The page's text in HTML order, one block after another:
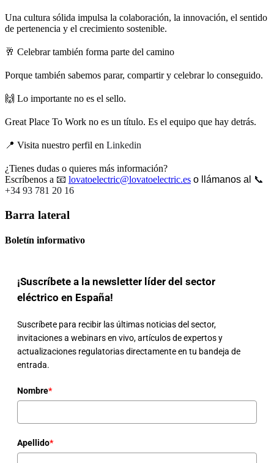
Una cultura sólida impulsa la colaboración, la innovación, el sentido
de pertenencia y el crecimiento sostenible.
🥂 Celebrar también forma parte del camino
Porque también sabemos parar, compartir y celebrar lo conseguido.
🙌 Lo importante no es el sello.
Great Place To Work no es un título. Es el equipo que hay detrás.
📍 Visita nuestro perfil en Linkedin
¿Tienes dudas o quieres más información?
Escríbenos a 📧 lovatoelectric@lovatoelectric.es o llámanos al
📞
+34 93 781 20 16
Barra lateral
Boletín informativo
¡Suscríbete a la newsletter líder del sector
eléctrico en España!
Suscríbete para recibir las últimas noticias del sector,
invitaciones a webinars en vivo, artículos de expertos y
actualizaciones regulatorias directamente en tu bandeja de
entrada.
Nombre*
Apellido*